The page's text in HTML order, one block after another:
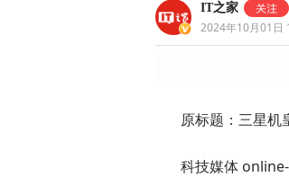
IT之家
2024年10月01日
原标题：三星机
科技媒体